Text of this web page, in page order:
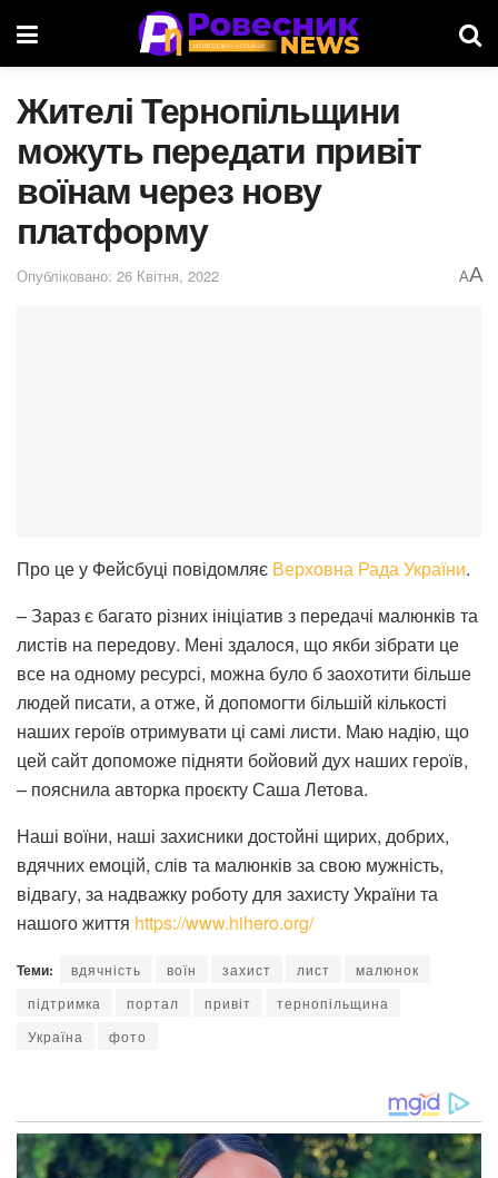
Жителі Тернопільщини
можуть передати привіт
воїнам через нову
платформу
Опубліковано: 26 Квітня, 2022 AA
Про це у Фейсбуці повідомляє Верховна Рада України.
– Зараз є багато різних ініціатив з передачі малюнків та
листів на передову. Мені здалося, що якби зібрати це
все на одному ресурсі, можна було б заохотити більше
людей писати, а отже, й допомогти більшій кількості
наших героїв отримувати ці самі листи. Маю надію, що
цей сайт допоможе підняти бойовий дух наших героїв,
– пояснила авторка проєкту Саша Летова.
Наші воїни, наші захисники достойні щирих, добрих,
вдячних емоцій, слів та малюнків за свою мужність,
відвагу, за надважку роботу для захисту України та
нашого життя https://www.hihero.org/
Теми: вдячність воїн захист лист
малюнок
підтримка
портал привіт
тернопільщина
Україна
фото